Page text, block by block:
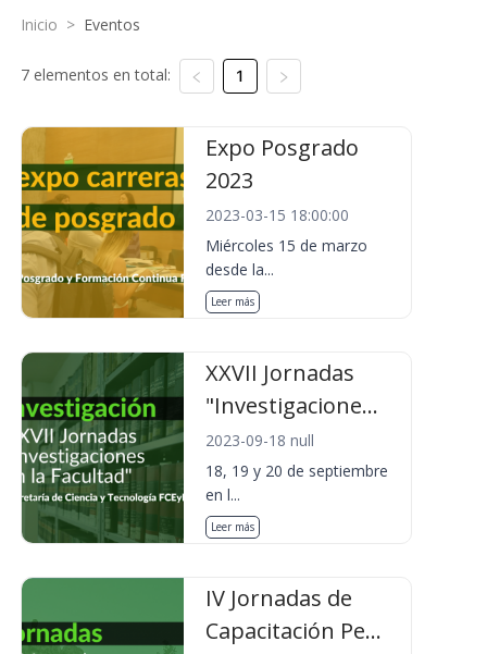
Inicio > Eventos
7 elementos en total: 1
Expo Posgrado
2023
2023-03-15 18:00:00
Miércoles 15 de marzo
desde la...
Leer más
XXVII Jornadas
"Investigacione...
2023-09-18 null
18, 19 y 20 de septiembre
en l...
Leer más
IV Jornadas de
Capacitación Pe...